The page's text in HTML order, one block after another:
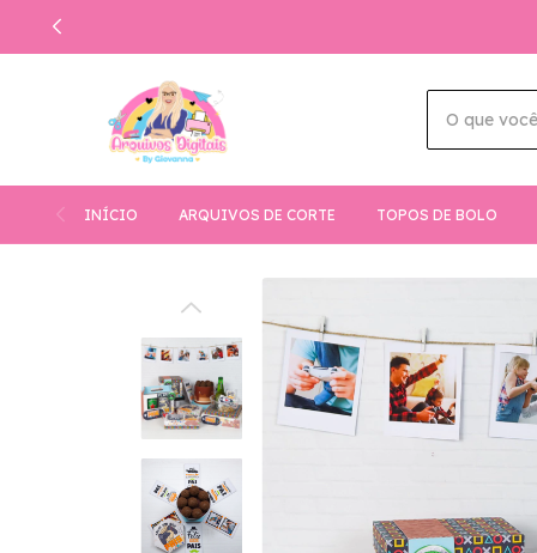
INÍCIO ARQUIVOS DE CORTE TOPOS DE BOLO